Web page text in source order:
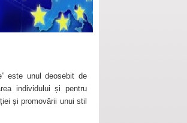
este unul deosebit de
individului și pentru
și promovării unui stil